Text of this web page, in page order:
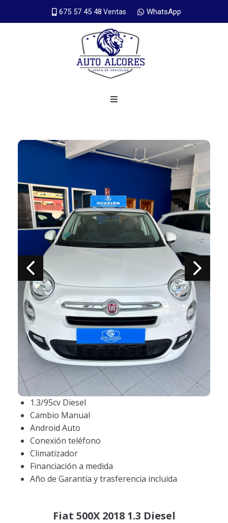
675 57 45 48 Ventas WhatsApp
1.3/95cv Diesel
Cambio Manual
Android Auto
Conexión teléfono
Climatizador
Financiación a medida
Año de Garantía y trasferencia incluida
Fiat 500X 2018 1.3 Diesel